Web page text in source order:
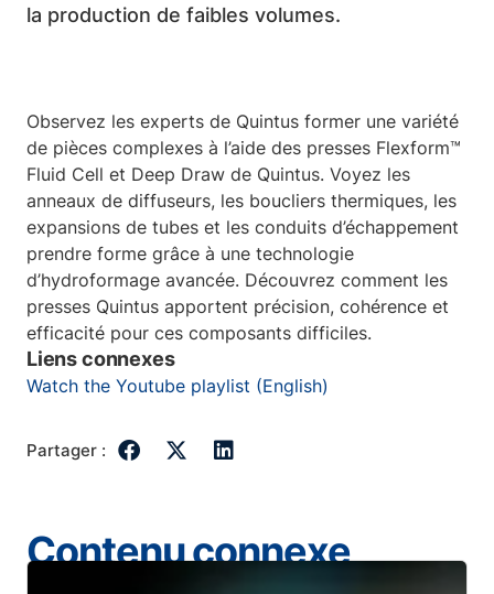
la production de faibles volumes.
Observez les experts de Quintus former une variété
de pièces complexes à l’aide des presses Flexform™
Fluid Cell et Deep Draw de Quintus. Voyez les
anneaux de diffuseurs, les boucliers thermiques, les
expansions de tubes et les conduits d’échappement
prendre forme grâce à une technologie
d’hydroformage avancée. Découvrez comment les
presses Quintus apportent précision, cohérence et
efficacité pour ces composants difficiles.
Liens connexes
Watch the Youtube playlist (English)
Partager :
Contenu connexe